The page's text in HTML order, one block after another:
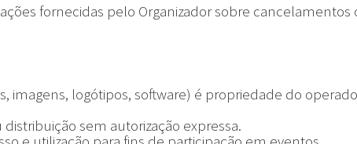
fornecidas pelo Organizador sobre cancelamentos
imagens, logótipos, software) é propriedade do
sem autorização expressa.